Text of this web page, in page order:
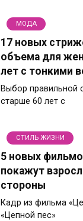
МОДА
17 новых
объема для
лет с тонкими
Выбор правильной
старше 60 лет с
СТИЛЬ ЖИЗНИ
5 новых
покажут
стороны
Кадр из фильма
«Цепной пес»